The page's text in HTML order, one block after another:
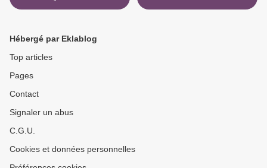
mai 2015
Hébergé par Eklablog
Top articles
Pages
Contact
Signaler un abus
C.G.U.
Cookies et données personnelles